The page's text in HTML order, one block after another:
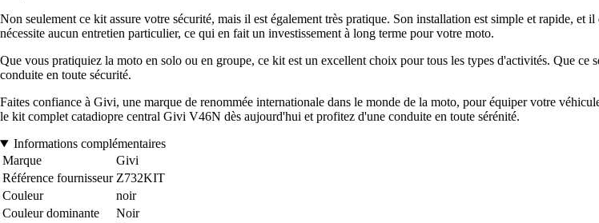
Non seulement ce kit assure votre sécurité, mais il est également très pratique. Son installation est simple et rapide, et
nécessite aucun entretien particulier, ce qui en fait un investissement à long terme pour votre moto.
Que vous pratiquiez la moto en solo ou en groupe, ce kit est un excellent choix pour tous les types d'activités. Que
conduite en toute sécurité.
Faites confiance à Givi, une marque de renommée internationale dans le monde de la moto, pour équiper votre
le kit complet catadiopre central Givi V46N dès aujourd'hui et profitez d'une conduite en toute sérénité.
Informations complémentaires
Marque
Givi
Référence fournisseur Z732KIT
Couleur
noir
Couleur dominante
Noir